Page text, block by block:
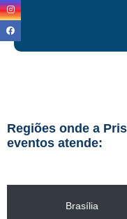
Regiões onde a
eventos atende:
Brasília